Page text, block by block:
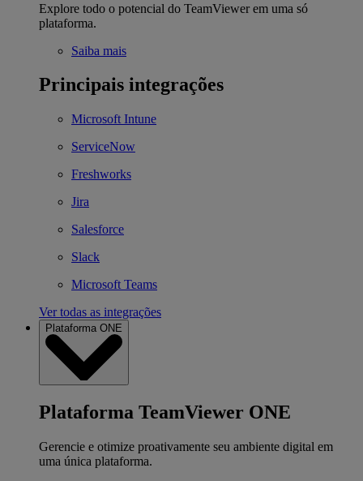
Explore todo o potencial do TeamViewer em uma só
plataforma.
Saiba mais
Principais integrações
Microsoft Intune
ServiceNow
Freshworks
Jira
Salesforce
Slack
Microsoft Teams
Ver todas as integrações
Plataforma ONE
Plataforma TeamViewer ONE
Gerencie e otimize proativamente seu ambiente digital em
uma única plataforma.